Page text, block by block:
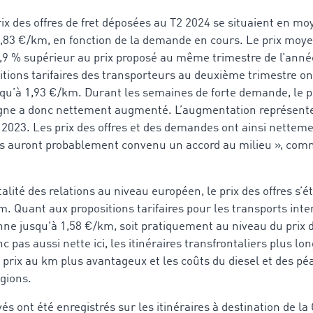
des offres de fret déposées au T2 2024 se situaient en
€/km, en fonction de la demande en cours. Le prix
% supérieur au prix proposé au même trimestre de
tarifaires des transporteurs au deuxième trimestre
1,93 €/km. Durant les semaines de forte demande, le
a donc nettement augmenté. L’augmentation
Les prix des offres et des demandes ont ainsi
auront probablement convenu un accord au milieu »,
des relations au niveau européen, le prix des offres
Quant aux propositions tarifaires pour les transports
jusqu'à 1,58 €/km, soit pratiquement au niveau du prix
pas aussi nette ici, les itinéraires transfrontaliers plus
au km plus avantageux et les coûts du diesel et des
ont été enregistrés sur les itinéraires à destination de la